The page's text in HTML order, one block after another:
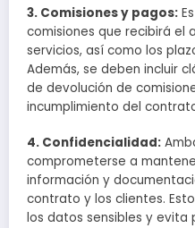
3. Comisiones y pagos:
comisiones que recibirá el
servicios, así como los
Además, se deben incluir
de devolución de
incumplimiento del
4. Confidencialidad:
comprometerse a
información y
contrato y los clientes.
los datos sensibles y evita